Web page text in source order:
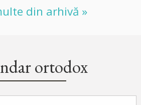
din arhivă »
ortodox